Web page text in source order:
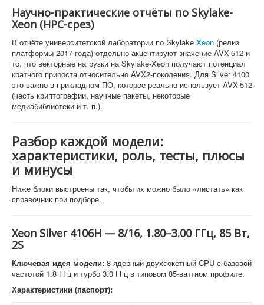
Научно-практические отчёты по Skylake-
Xeon (HPC-срез)
В отчёте университетской лаборатории по Skylake Xeon (релиз
платформы 2017 года) отдельно акцентируют значение AVX-512 и
то, что векторные нагрузки на Skylake-Xeon получают потенциал
кратного прироста относительно AVX2-поколения. Для Silver 4100
это важно в прикладном ПО, которое реально использует AVX-512
(часть криптографии, научные пакеты, некоторые
медиабиблиотеки и т. п.).
Разбор каждой модели:
характеристики, роль, тесты, плюсы
и минусы
Ниже блоки выстроены так, чтобы их можно было «листать» как
справочник при подборе.
Xeon Silver 4106H — 8/16, 1.80–3.00 ГГц, 85 Вт,
2S
Ключевая идея модели: 8-ядерный двухсокетный CPU с базовой
частотой 1.8 ГГц и турбо 3.0 ГГц в типовом 85-ваттном профиле.
Характеристики (паспорт):